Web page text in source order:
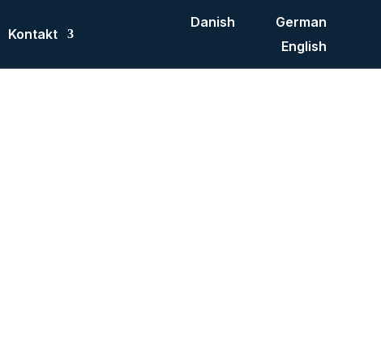
Kontakt
Danish
German
English